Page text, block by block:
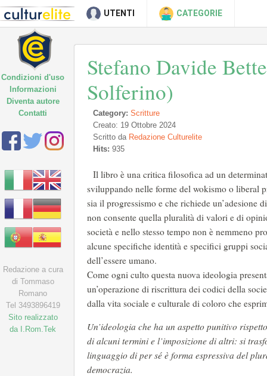
UTENTI CATEGORIE
Stefano Davide
Solferino)
Category: Scritture
Creato: 19 Ottobre 2024
Scritto da Redazione Culturelite
Hits: 935
Il libro è una critica filosofica ad un
sviluppando nelle forme del wokismo o liberal
sia il progressismo e che richiede un’adesione
non consente quella pluralità di valori e di
società e nello stesso tempo non è nemmeno
alcune specifiche identità e specifici gruppi
dell’essere umano.
Come ogni culto questa nuova ideologia
un’operazione di riscrittura dei codici della
dalla vita sociale e culturale di coloro che
Un’ideologia che ha un aspetto punitivo
di alcuni termini e l’imposizione di altri: si
linguaggio di per sé è forma espressiva del
democrazia.
Condizioni d'uso
Informazioni
Diventa autore
Contatti
Redazione a cura
di Tommaso
Romano
Tel 3493896419
Sito realizzato
da I.Rom.Tek